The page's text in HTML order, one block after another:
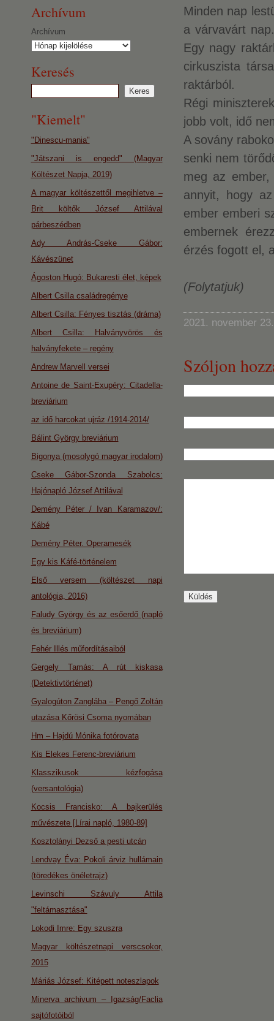
Minden nap
a várvavárt
Egy nagy
cirkuszista
raktárból.
Régi
jobb volt, idő
A sovány
senki nem
meg az
annyit, hogy
ember emberi
embernek
érzés fogott el,
(Folytatjuk)
2021. november 23.
Szóljon
Archívum
Archívum
Keresés
"Kiemelt"
"Dinescu-mania"
"Játszani is engedd" (Magyar
Költészet Napja, 2019)
A magyar költészettől megihletve –
Brit költők József Attilával
párbeszédben
Ady András-Cseke Gábor:
Kávészünet
Ágoston Hugó: Bukaresti élet, képek
Albert Csilla családregénye
Albert Csilla: Fényes tisztás (dráma)
Albert Csilla: Halványvörös és
halványfekete – regény
Andrew Marvell versei
Antoine de Saint-Exupéry: Citadella-
breviárium
az idő harcokat ujráz /1914-2014/
Bálint György breviárium
Bigonya (mosolygó magyar irodalom)
Cseke Gábor-Szonda Szabolcs:
Hajónapló József Attilával
Demény Péter / Ivan Karamazov/:
Kábé
Demény Péter. Operamesék
Egy kis Káfé-történelem
Első versem (költészet napi
antológia, 2016)
Faludy György és az esőerdő (napló
és breviárium)
Fehér Illés műfordításaiból
Gergely Tamás: A rút kiskasa
(Detektivtörténet)
Gyalogúton Zanglába – Pengő Zoltán
utazása Kőrösi Csoma nyomában
Hm – Hajdú Mónika fotórovata
Kis Elekes Ferenc-breviárium
Klasszikusok kézfogása
(versantológia)
Kocsis Francisko: A bajkerülés
művészete [Lírai napló, 1980-89]
Kosztolányi Dezső a pesti utcán
Lendvay Éva: Pokoli árviz hullámain
(töredékes önéletrajz)
Levinschi Szávuly Attila
"feltámasztása"
Lokodi Imre: Egy szuszra
Magyar költészetnapi verscsokor,
2015
Máriás József: Kitépett noteszlapok
Minerva archivum – Igazság/Faclia
sajtófotóiból